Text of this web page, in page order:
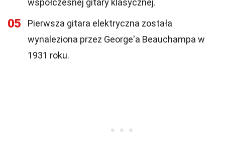
współczesnej gitary klasycznej.
05
Pierwsza gitara elektryczna została
wynaleziona przez George'a Beauchampa w
1931 roku.